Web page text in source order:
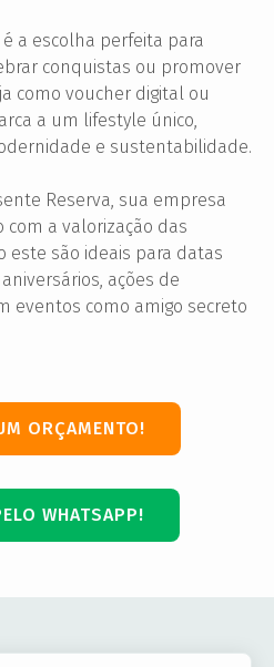
a escolha perfeita para
conquistas ou promover
como voucher digital ou
a um lifestyle único,
e sustentabilidade.
Reserva, sua empresa
com a valorização das
este são ideais para datas
ações de
eventos como amigo secreto
ORÇAMENTO!
WHATSAPP!